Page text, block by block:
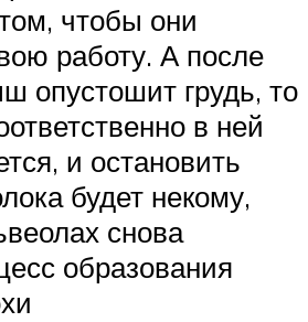
чтобы они
работу. А после
опустошит грудь, то
в ней
и остановить
будет некому,
снова
образования